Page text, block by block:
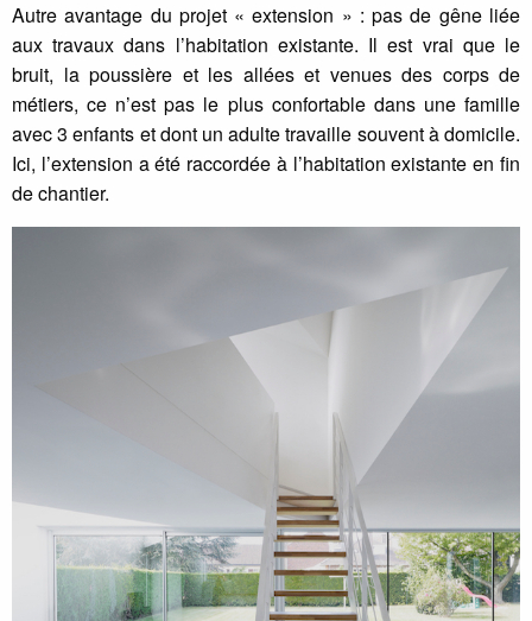
Autre avantage du projet « extension » : pas de gêne liée
aux travaux dans l’habitation existante. Il est vrai que le
bruit, la poussière et les allées et venues des corps de
métiers, ce n’est pas le plus confortable dans une famille
avec 3 enfants et dont un adulte travaille souvent à domicile.
Ici, l’extension a été raccordée à l’habitation existante en fin
de chantier.